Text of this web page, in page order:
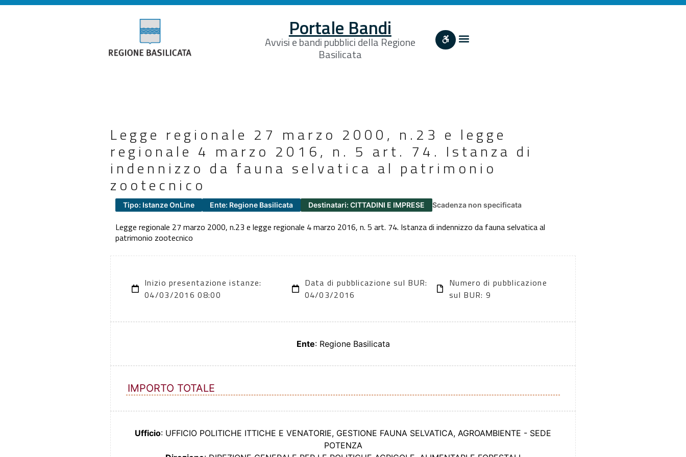
Portale Bandi
Avvisi e bandi pubblici della Regione
Basilicata
Legge regionale 27 marzo 2000, n.23 e legge
regionale 4 marzo 2016, n. 5 art. 74. Istanza di
indennizzo da fauna selvatica al patrimonio
zootecnico
Tipo: Istanze OnLine Ente: Regione Basilicata Destinatari: CITTADINI E IMPRESE Scadenza non specificata
Legge regionale 27 marzo 2000, n.23 e legge regionale 4 marzo 2016, n. 5 art. 74. Istanza di indennizzo da fauna selvatica al
patrimonio zootecnico
Inizio presentazione istanze:
04/03/2016 08:00
Data di pubblicazione sul BUR:
04/03/2016
Numero di pubblicazione
sul BUR: 9
Ente: Regione Basilicata
IMPORTO TOTALE
Ufficio: UFFICIO POLITICHE ITTICHE E VENATORIE, GESTIONE FAUNA SELVATICA, AGROAMBIENTE - SEDE
POTENZA